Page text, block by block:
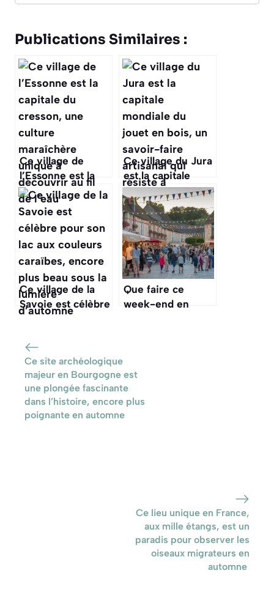
Publications Similaires :
Ce village de
l’Essonne est la
capitale du
cresson, une
culture
maraîchère unique
à découvrir au fil
de l’eau
Ce village du Jura
est la capitale
mondiale du jouet
en bois, un
savoir-faire
artisanal qui
résiste à l’invasion
du plastique
Ce village de la
Savoie est célèbre
pour son lac aux
encore plus beau
sous la lumière
d’automne
Que faire ce
week-end en
Ce site archéologique
majeur en Bourgogne est
une plongée fascinante
dans l’histoire, encore plus
poignante en automne
Ce lieu unique en France,
aux mille étangs, est un
paradis pour observer les
oiseaux migrateurs en
automne